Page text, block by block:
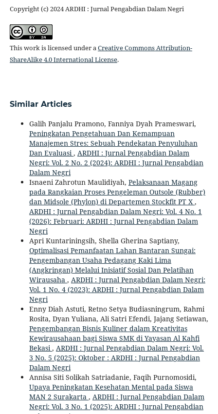
Copyright (c) 2024 ARDHI : Jurnal Pengabdian Dalam Negri
This work is licensed under aCreative Commons Attribution-
ShareAlike 4.0 International License.
Similar Articles
Galih Panjalu Pramono, Fanniya Dyah Prameswari,
Peningkatan Pengetahuan Dan Kemampuan
Manajemen Stres: Sebuah Pendekatan Penyuluhan
Dan Evaluasi, ARDHI : Jurnal Pengabdian Dalam
Negri: Vol. 2 No. 2 (2024): ARDHI : Jurnal Pengabdian
Dalam Negri
Isnaeni Zahrotun Maulidiyah, Pelaksanaan Magang
pada Rangkaian Proses Pengeleman Outsole (Rubber)
dan Midsole (Phylon) di Departemen Stockfit PT X ,
ARDHI : Jurnal Pengabdian Dalam Negri: Vol. 4 No. 1
(2026): Februari: ARDHI : Jurnal Pengabdian Dalam
Negri
Apri Kuntariningsih, Shella Gherina Saptiany,
Optimalisasi Pemanfaatan Lahan Bantaran Sungai:
Pengembangan Usaha Pedagang Kaki Lima
(Angkringan) Melalui Inisiatif Sosial Dan Pelatihan
Wirausaha , ARDHI : Jurnal Pengabdian Dalam Negri:
Vol. 1 No. 4 (2023): ARDHI : Jurnal Pengabdian Dalam
Negri
Enny Diah Astuti, Retno Setya Budiasningrum, Rahmi
Rosita, Dyan Yuliana, Ali Satri Efendi, Jajang Setiawan,
Pengembangan Bisnis Kuliner dalam Kreativitas
Kewirausahaan bagi Siswa SMK di Yayasan Al Kahfi
Bekasi, ARDHI : Jurnal Pengabdian Dalam Negri: Vol.
3 No. 5 (2025): Oktober : ARDHI : Jurnal Pengabdian
Dalam Negri
Annisa Siti Solikah Satriadanie, Faqih Purnomosidi,
Upaya Peningkatan Kesehatan Mental pada Siswa
MAN 2 Surakarta , ARDHI : Jurnal Pengabdian Dalam
Negri: Vol. 3 No. 1 (2025): ARDHI : Jurnal Pengabdian